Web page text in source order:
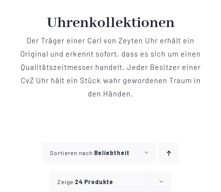
Automatikuhren
Mechanikuhren
Active Watches
News
Geschichte
Uhrenkollektionen
Der Träger einer Carl von Zeyten Uhr erhält ein
Original und erkennt sofort, dass es sich um einen
Qualitätszeitmesser handelt. Jeder Besitzer einer
CvZ Uhr hält ein Stück wahr gewordenen Traum in
den Händen.
Sortieren nach Beliebtheit
Zeige 24 Produkte